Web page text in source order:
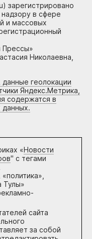
зарегистрировано
в сфере
и массовых
Прессы»
Николаевна,
геолокации
Яндекс.Метрика,
содержатся в
данных.
«Новости
" с тегами
Тулы»
сайта
за собой